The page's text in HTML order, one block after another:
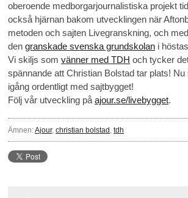
oberoende medborgarjournalistiska projekt
också hjärnan bakom utvecklingen när
metoden och sajten Livegranskning, och
den granskade svenska grundskolan i
Vi skiljs som vänner med TDH och tycker
spännande att Christian Bolstad tar plats!
igång ordentligt med sajtbygget!
Följ vår utveckling på ajour.se/livebygget.
Ämnen:Ajour, christian bolstad tdh